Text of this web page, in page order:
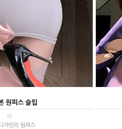
원피스 슬립
■
자인의 원피스